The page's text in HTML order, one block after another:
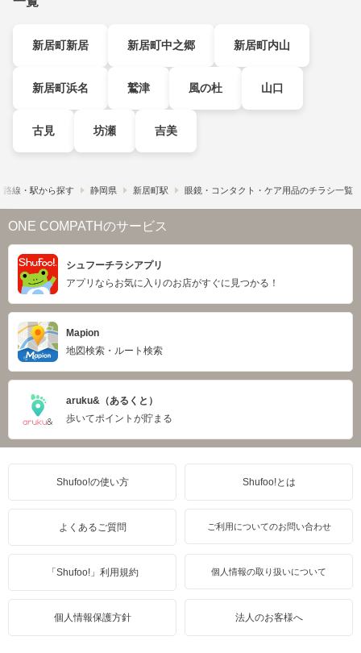
新居町新居 新居町中之郷 新居町内山
新居町浜名 鷲津 風の杜 山口
古見 坊瀬 吉美
路線・駅から探す 静岡県 新居町駅 眼鏡・コンタクト・ケア用品のチラシ一覧
ONE COMPATHのサービス
シュフーチラシアプリ
アプリならお気に入りのお店がすぐに見つかる！
Mapion
地図検索・ルート検索
aruku&（あるくと）
歩いてポイントが貯まる
Shufoo!の使い方 Shufoo!とは
よくあるご質問 ご利用についてのお問い合わせ
「Shufoo!」利用規約 個人情報の取り扱いについて
個人情報保護方針 法人のお客様へ